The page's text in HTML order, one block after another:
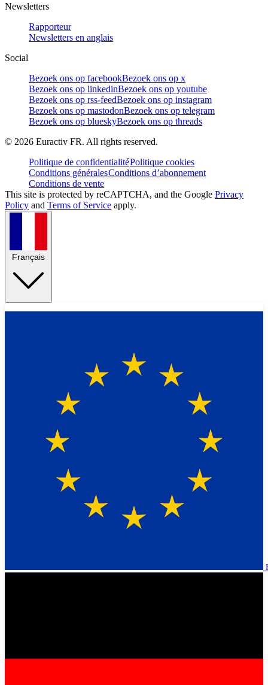
Newsletters
Rapporteur
Newsletters en anglais
Social
Bezoek ons op facebookBezoek ons op x
Bezoek ons op linkedinBezoek ons op youtube
Bezoek ons op rss-feedBezoek ons op instagram
Bezoek ons op mastodonBezoek ons op telegram
Bezoek ons op blueskyBezoek ons op threads
© 2026 Euractiv FR. All rights reserved.
Politique de confidentialitéPolitique cookies
Conditions généralesConditions d’abonnement
Conditions de vente
This site is protected by reCAPTCHA, and the Google Privacy
Policy and Terms of Service apply.
Français